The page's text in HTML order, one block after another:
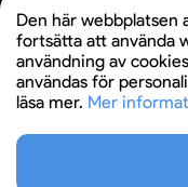
© 2026
Den här webbplatsen
fortsätta att använda
användning av
användas för
läsa mer. Mer